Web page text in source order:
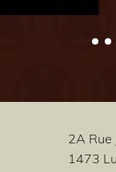
2A Rue
1473